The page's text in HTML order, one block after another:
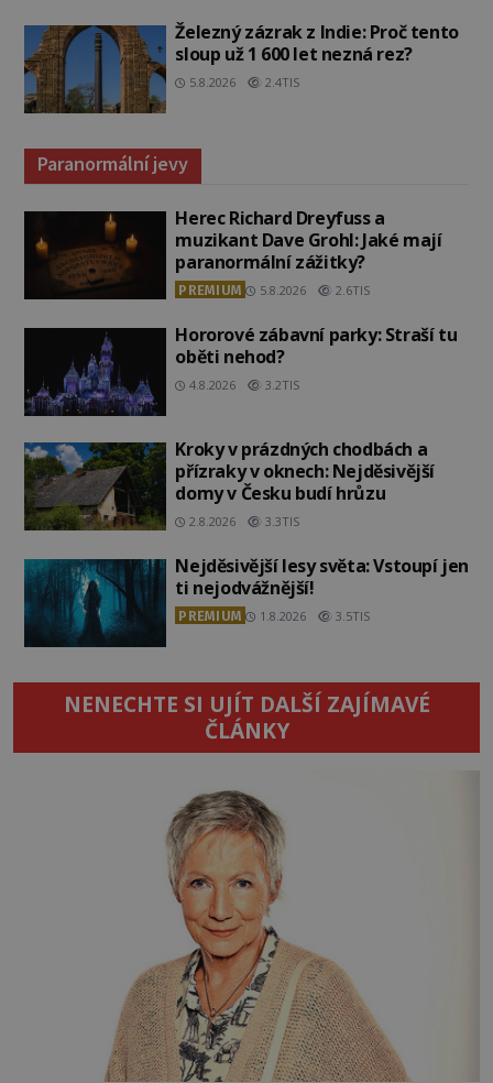
Železný zázrak z Indie: Proč tento
sloup už 1 600 let nezná rez?
5.8.2026 2.4TIS
Paranormální jevy
Herec Richard Dreyfuss a
muzikant Dave Grohl: Jaké mají
paranormální zážitky?
PREMIUM 5.8.2026 2.6TIS
Hororové zábavní parky: Straší tu
oběti nehod?
4.8.2026 3.2TIS
Kroky v prázdných chodbách a
přízraky v oknech: Nejděsivější
domy v Česku budí hrůzu
2.8.2026 3.3TIS
Nejděsivější lesy světa: Vstoupí jen
ti nejodvážnější!
PREMIUM 1.8.2026 3.5TIS
NENECHTE SI UJÍT DALŠÍ ZAJÍMAVÉ
ČLÁNKY